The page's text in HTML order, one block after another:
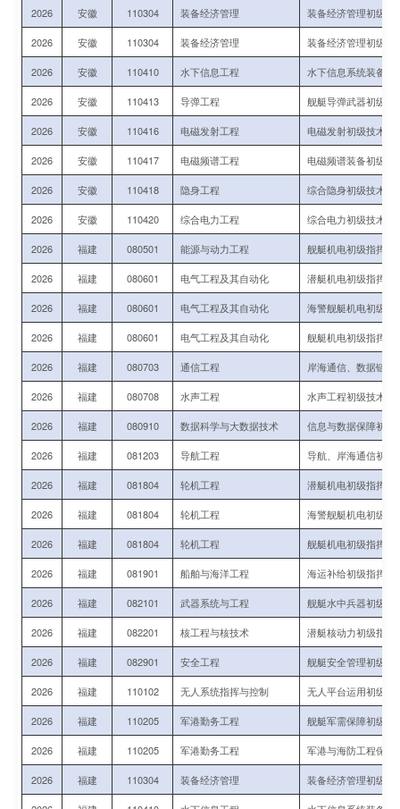
2026 安徽 110304 装备经济管理 装备经济管理初级技
2026 安徽 110304 装备经济管理 装备经济管理初级技
2026 安徽 110410 水下信息工程 水下信息系统装备运
2026 安徽 110413 导弹工程 舰艇导弹武器初级技
2026 安徽 110416 电磁发射工程 电磁发射初级技术军
2026 安徽 110417 电磁频谱工程 电磁频谱装备初级指
2026 安徽 110418 隐身工程 综合隐身初级技术军
2026 安徽 110420 综合电力工程 综合电力初级技术军
2026 福建 080501 能源与动力工程 舰艇机电初级指挥与
2026 福建 080601 电气工程及其自动化 潜艇机电初级指挥与
2026 福建 080601 电气工程及其自动化 海警舰艇机电初级指
2026 福建 080601 电气工程及其自动化 舰艇机电初级指挥与
2026 福建 080703 通信工程 岸海通信、数据链
2026 福建 080708 水声工程 水声工程初级技术军
2026 福建 080910 数据科学与大数据技术 信息与数据保障初级
2026 福建 081203 导航工程 导航、岸海通信初级
2026 福建 081804 轮机工程 潜艇机电初级指挥与
2026 福建 081804 轮机工程 海警舰艇机电初级指
2026 福建 081804 轮机工程 舰艇机电初级指挥与
2026 福建 081901 船舶与海洋工程 海运补给初级指挥军
2026 福建 082101 武器系统与工程 舰艇水中兵器初级技
2026 福建 082201 核工程与核技术 潜艇核动力初级指挥
2026 福建 082901 安全工程 舰艇安全管理初级指
2026 福建 110102 无人系统指挥与控制 无人平台运用初级指
2026 福建 110205 军港勤务工程 舰艇军需保障初级指
2026 福建 110205 军港勤务工程 军港与海防工程保障
2026 福建 110304 装备经济管理 装备经济管理初级技